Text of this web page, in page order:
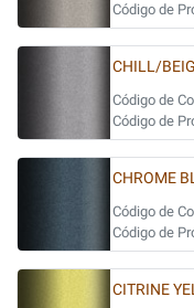
Código de
CHILL/
Código de
Código de
CHROME
Código de
Código de
CITRINE